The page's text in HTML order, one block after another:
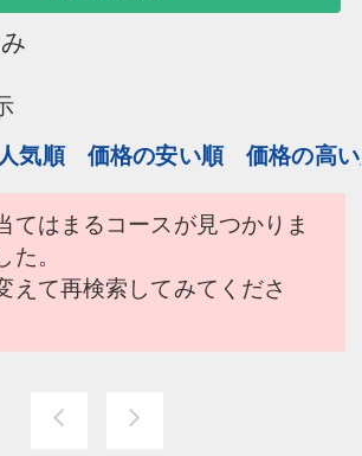
人気順 価格の安い順 価格の高
てはまるコースが見つかりま
た。
えて再検索してみてくださ